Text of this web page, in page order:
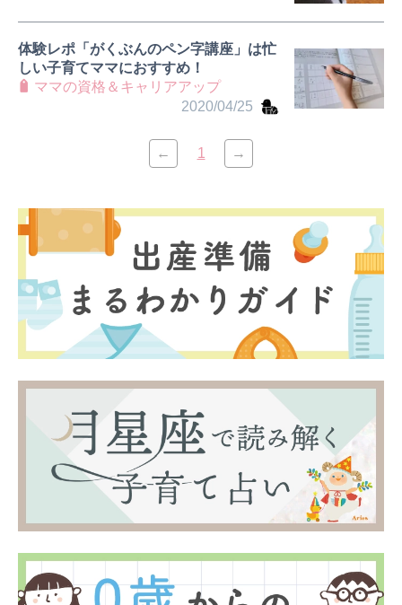
2020/04/25
体験レポ「がくぶんのペン字講座」は忙
しい子育てママにおすすめ！
ママの資格＆キャリアアップ
← 1 →